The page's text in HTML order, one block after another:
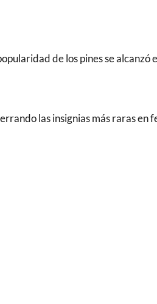
de los pines se alcanzó
las insignias más raras en